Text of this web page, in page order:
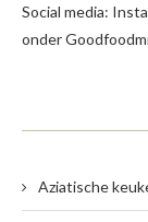
Social media:
onder
Aziatische